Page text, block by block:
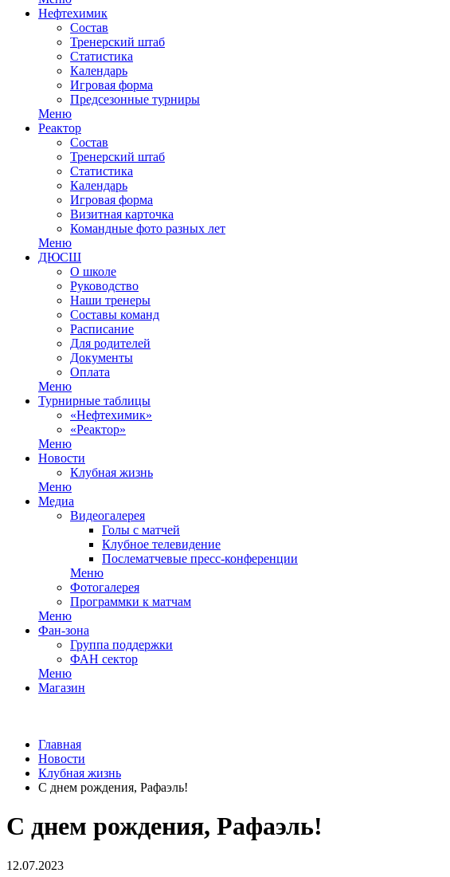
Нефтехимик
Состав
Тренерский штаб
Статистика
Календарь
Игровая форма
Предсезонные турниры
Меню
Реактор
Состав
Тренерский штаб
Статистика
Календарь
Игровая форма
Визитная карточка
Командные фото разных лет
Меню
ДЮСШ
О школе
Руководство
Наши тренеры
Составы команд
Расписание
Для родителей
Документы
Оплата
Меню
Турнирные таблицы
«Нефтехимик»
«Реактор»
Меню
Новости
Клубная жизнь
Меню
Медиа
Видеогалерея
Голы с матчей
Клубное телевидение
Послематчевые пресс-конференции
Меню
Фотогалерея
Программки к матчам
Меню
Фан-зона
Группа поддержки
ФАН сектор
Меню
Магазин
Главная
Новости
Клубная жизнь
С днем рождения, Рафаэль!
С днем рождения, Рафаэль!
12.07.2023